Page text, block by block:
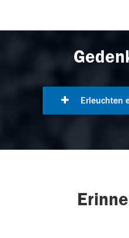
Erleuchten